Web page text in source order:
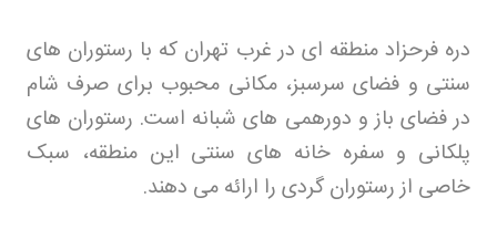
دره فرحزاد منطقه ای در غرب تهران که با رستوران های
سنتی و فضای سرسبز، مکانی محبوب برای صرف شام
در فضای باز و دورهمی های شبانه است. رستوران های
پلکانی و سفره خانه های سنتی این منطقه، سبک
خاصی از رستوران گردی را ارائه می دهند.